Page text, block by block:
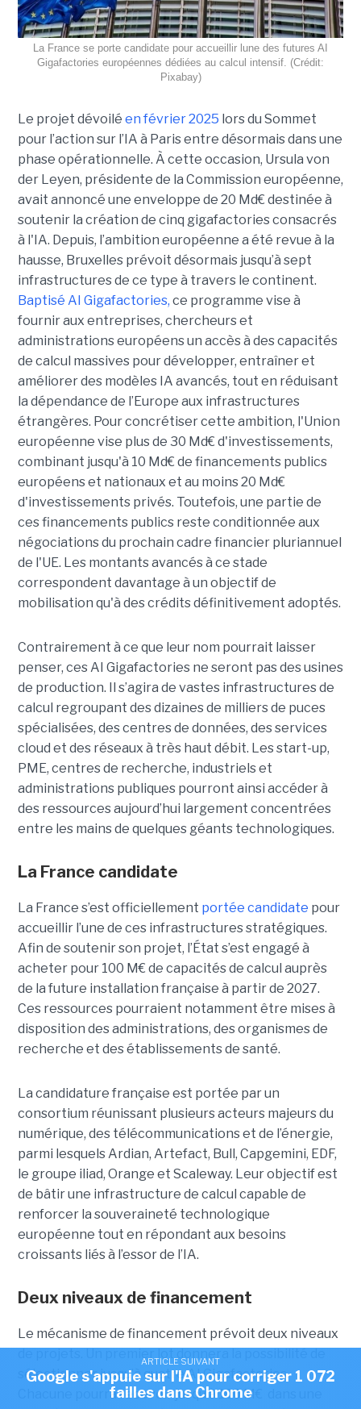
La France se porte candidate pour accueillir lune des futures AI
Gigafactories européennes dédiées au calcul intensif. (Crédit:
Pixabay)
Le projet dévoilé en février 2025 lors du Sommet
pour l’action sur l’IA à Paris entre désormais dans une
phase opérationnelle. À cette occasion, Ursula von
der Leyen, présidente de la Commission européenne,
avait annoncé une enveloppe de 20 Md€ destinée à
soutenir la création de cinq gigafactories consacrés
à l'IA. Depuis, l’ambition européenne a été revue à la
hausse, Bruxelles prévoit désormais jusqu’à sept
infrastructures de ce type à travers le continent.
Baptisé AI Gigafactories, ce programme vise à
fournir aux entreprises, chercheurs et
administrations européens un accès à des capacités
de calcul massives pour développer, entraîner et
améliorer des modèles IA avancés, tout en réduisant
la dépendance de l’Europe aux infrastructures
étrangères. Pour concrétiser cette ambition, l'Union
européenne vise plus de 30 Md€ d'investissements,
combinant jusqu'à 10 Md€ de financements publics
européens et nationaux et au moins 20 Md€
d'investissements privés. Toutefois, une partie de
ces financements publics reste conditionnée aux
négociations du prochain cadre financier pluriannuel
de l'UE. Les montants avancés à ce stade
correspondent davantage à un objectif de
mobilisation qu'à des crédits définitivement adoptés.
Contrairement à ce que leur nom pourrait laisser
penser, ces AI Gigafactories ne seront pas des usines
de production. Il s’agira de vastes infrastructures de
calcul regroupant des dizaines de milliers de puces
spécialisées, des centres de données, des services
cloud et des réseaux à très haut débit. Les start-up,
PME, centres de recherche, industriels et
administrations publiques pourront ainsi accéder à
des ressources aujourd’hui largement concentrées
entre les mains de quelques géants technologiques.
La France candidate
La France s’est officiellement portée candidate pour
accueillir l’une de ces infrastructures stratégiques.
Afin de soutenir son projet, l’État s’est engagé à
acheter pour 100 M€ de capacités de calcul auprès
de la future installation française à partir de 2027.
Ces ressources pourraient notamment être mises à
disposition des administrations, des organismes de
recherche et des établissements de santé.
La candidature française est portée par un
consortium réunissant plusieurs acteurs majeurs du
numérique, des télécommunications et de l’énergie,
parmi lesquels Ardian, Artefact, Bull, Capgemini, EDF,
le groupe iliad, Orange et Scaleway. Leur objectif est
de bâtir une infrastructure de calcul capable de
renforcer la souveraineté technologique
européenne tout en répondant aux besoins
croissants liés à l’essor de l’IA.
Deux niveaux de financement
Le mécanisme de financement prévoit deux niveaux
sélectionner jusqu’à quatre AI Gigafactories.
Chacune pourra recevoir jusqu’à 100 M€ dans une
ARTICLE SUIVANT
Google s'appuie sur l'IA pour corriger 1 072
failles dans Chrome